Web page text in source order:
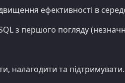
ефективності в
з першого погляду
налагодити та підтримувати.